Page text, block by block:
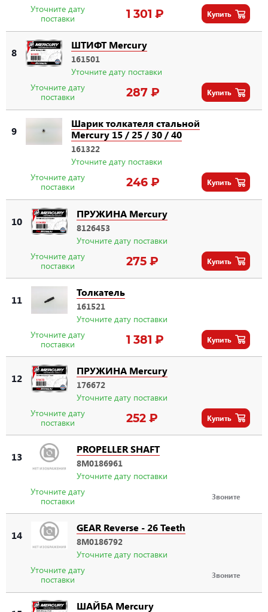
Уточните дату
поставки
1 301 ₽ Купить
8
ШТИФТ Mercury
161501
Уточните дату поставки
Уточните дату
поставки
287 ₽ Купить
9
Шарик толкателя стальной
Mercury 15 / 25 / 30 / 40
161322
Уточните дату поставки
Уточните дату
поставки
246 ₽ Купить
10
ПРУЖИНА Mercury
8126453
Уточните дату поставки
Уточните дату
поставки
275 ₽ Купить
11
Толкатель
161521
Уточните дату поставки
Уточните дату
поставки
1 381 ₽ Купить
12
ПРУЖИНА Mercury
176672
Уточните дату поставки
Уточните дату
поставки
252 ₽ Купить
13
PROPELLER SHAFT
8M0186961
Уточните дату поставки
Уточните дату
поставки
Звоните
14
GEAR Reverse - 26 Teeth
8M0186792
Уточните дату поставки
Уточните дату
поставки
Звоните
ШАЙБА Mercury